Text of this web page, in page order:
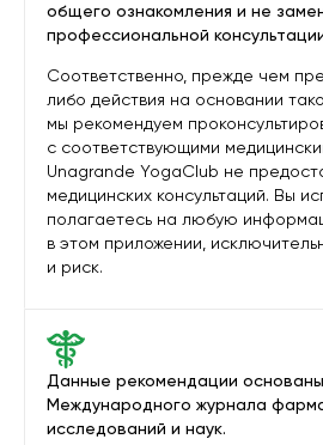
Данные рекомендации
Международного журнала
исследований и наук.
общего ознакомления и не
профессиональной
Соответственно, прежде чем
либо действия на основании
мы рекомендуем
с соответствующими
Unagrande YogaClub не
медицинских консультаций. Вы
полагаетесь на любую
в этом приложении,
и риск.